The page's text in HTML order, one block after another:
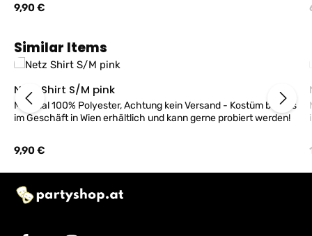
Regulärer Preis:
9,90 €
Produktgalerie überspringen
Similar Items
Netz Shirt S/M pink
Material 100% Polyester, Achtung kein Versand - Kostüm bei uns
im Geschäft in Wien erhältlich und kann gerne probiert werden!
Regulärer Preis:
9,90 €